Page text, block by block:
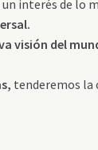
interés de lo
visión del
tenderemos la